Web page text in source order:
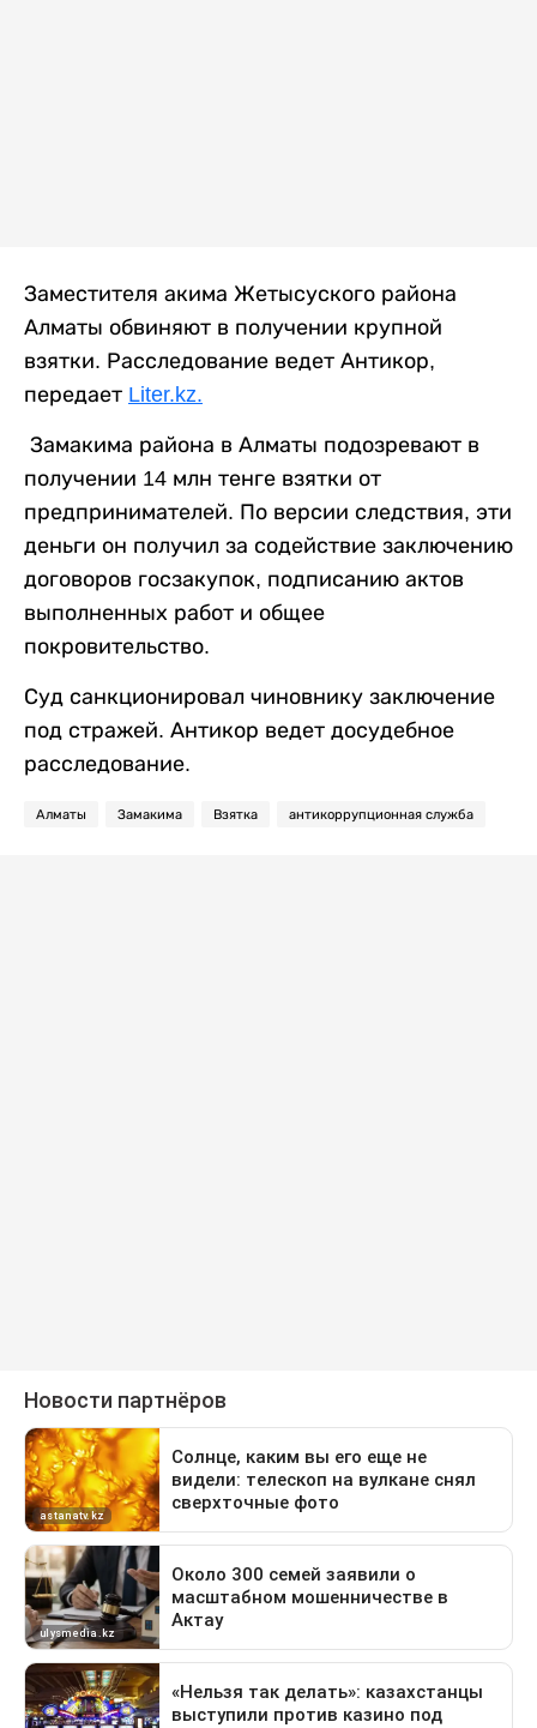
Заместителя акима Жетысуского района
Алматы обвиняют в получении крупной
взятки. Расследование ведет Антикор,
передает Liter.kz.
Замакима района в Алматы подозревают в
получении 14 млн тенге взятки от
предпринимателей. По версии следствия, эти
деньги он получил за содействие заключению
договоров госзакупок, подписанию актов
выполненных работ и общее
покровительство.
Суд санкционировал чиновнику заключение
под стражей. Антикор ведет досудебное
расследование.
Алматы Замакима Взятка антикоррупционная служба